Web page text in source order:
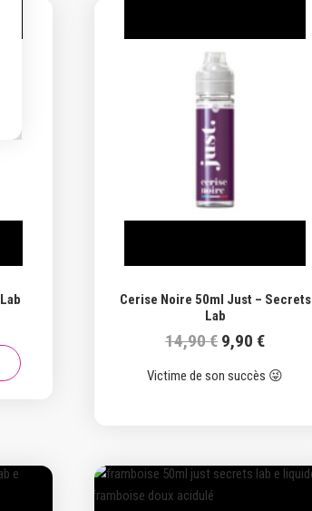
:
Cerise Noire 50ml Just – Secrets
Lab
14,90€ Le
initial
9,90€Le
actuel
Victime de son succès 😜